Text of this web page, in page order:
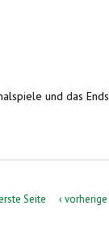
und das
der internationalen
Seite ‹